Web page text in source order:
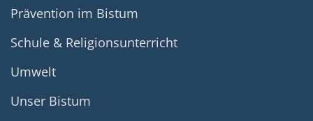
Prävention im Bistum
Schule & Religionsunterricht
Umwelt
Unser Bistum